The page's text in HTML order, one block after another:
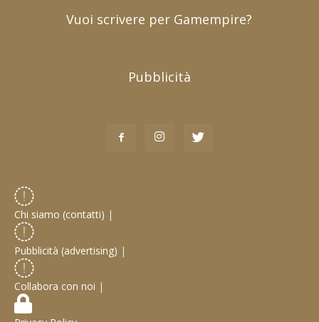
Vuoi scrivere per Gamempire?
Pubblicità
Chi siamo (contatti) |
Pubblicità (advertising) |
Collabora con noi |